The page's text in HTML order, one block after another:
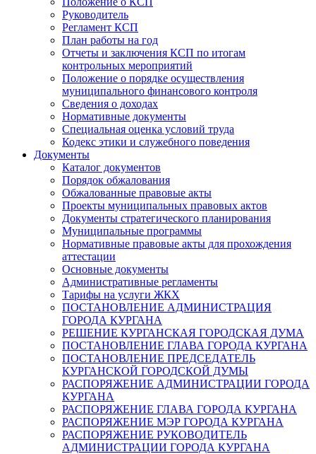
Руководитель
Регламент КСП
План работы на год
Отчеты и заключения КСП по итогам
контрольных мероприятий
Положение о порядке осуществления
муниципального финансового контроля
Сведения о доходах
Нормативные документы
Специальная оценка условий труда
Кодекс этики и служебного поведения
Документы
Каталог документов
Порядок обжалования
Обжалованные правовые акты
Проекты муниципальных правовых актов
Документы стратегического планирования
Муниципальные программы
Нормативные правовые акты для прохождения
аттестации
Основные документы
Административные регламенты
Тарифы на услуги ЖКХ
ПОСТАНОВЛЕНИЕ АДМИНИСТРАЦИЯ
ГОРОДА КУРГАНА
РЕШЕНИЕ КУРГАНСКАЯ ГОРОДСКАЯ ДУМА
ПОСТАНОВЛЕНИЕ ГЛАВА ГОРОДА КУРГАНА
ПОСТАНОВЛЕНИЕ ПРЕДСЕДАТЕЛЬ
КУРГАНСКОЙ ГОРОДСКОЙ ДУМЫ
РАСПОРЯЖЕНИЕ АДМИНИСТРАЦИИ ГОРОДА
КУРГАНА
РАСПОРЯЖЕНИЕ ГЛАВА ГОРОДА КУРГАНА
РАСПОРЯЖЕНИЕ МЭР ГОРОДА КУРГАНА
РАСПОРЯЖЕНИЕ РУКОВОДИТЕЛЬ
АДМИНИСТРАЦИИ ГОРОДА КУРГАНА